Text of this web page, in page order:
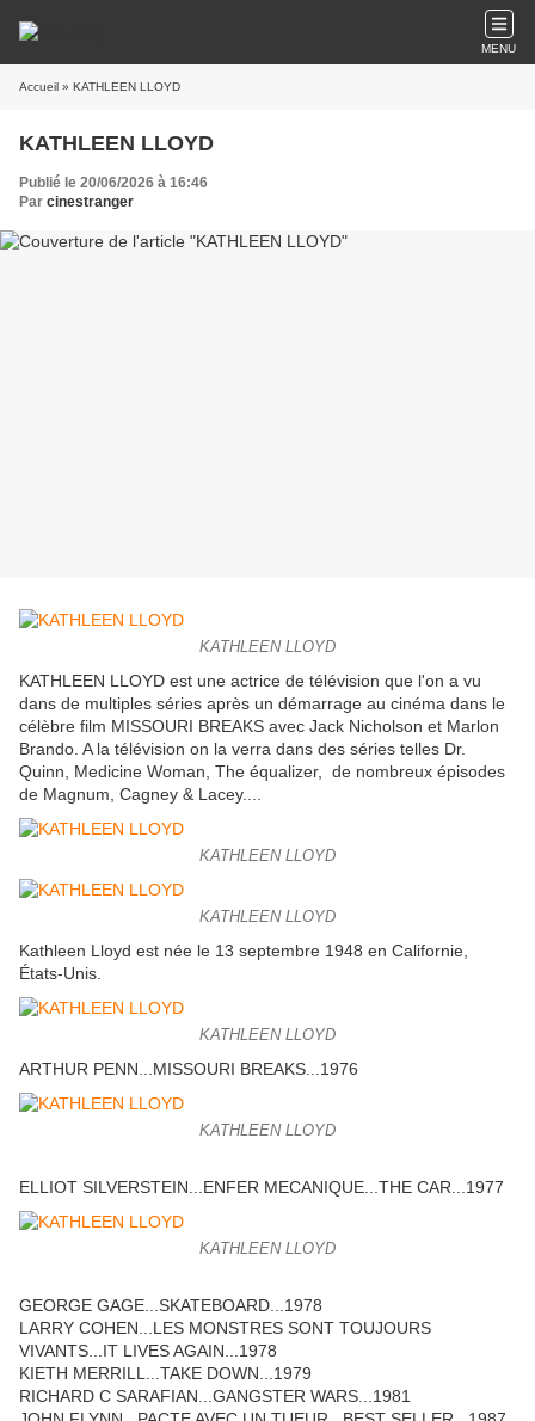
MENU
Accueil » KATHLEEN LLOYD
KATHLEEN LLOYD
Publié le 20/06/2026 à 16:46
Par cinestranger
KATHLEEN LLOYD
KATHLEEN LLOYD est une actrice de télévision que l'on a vu
dans de multiples séries après un démarrage au cinéma dans le
célèbre film MISSOURI BREAKS avec Jack Nicholson et Marlon
Brando. A la télévision on la verra dans des séries telles Dr.
Quinn, Medicine Woman, The équalizer, de nombreux épisodes
de Magnum, Cagney & Lacey....
KATHLEEN LLOYD
KATHLEEN LLOYD
Kathleen Lloyd est née le 13 septembre 1948 en Californie,
États-Unis.
KATHLEEN LLOYD
ARTHUR PENN...MISSOURI BREAKS...1976
KATHLEEN LLOYD
ELLIOT SILVERSTEIN...ENFER MECANIQUE...THE CAR...1977
KATHLEEN LLOYD
GEORGE GAGE...SKATEBOARD...1978
LARRY COHEN...LES MONSTRES SONT TOUJOURS
VIVANTS...IT LIVES AGAIN...1978
KIETH MERRILL...TAKE DOWN...1979
RICHARD C SARAFIAN...GANGSTER WARS...1981